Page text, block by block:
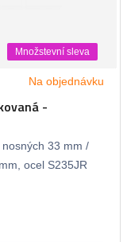
Množstevní sleva
Na objednávku
-
33 mm /
ocel S235JR